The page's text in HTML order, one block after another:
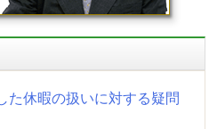
休暇の扱いに対する疑問